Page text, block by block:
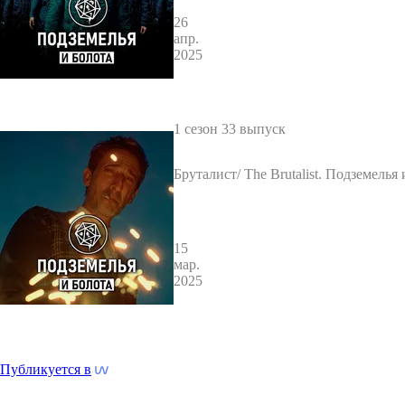
26
апр.
2025
1 сезон 33 выпуск
Бруталист/ The Brutalist. Подземелья
15
мар.
2025
Публикуется в